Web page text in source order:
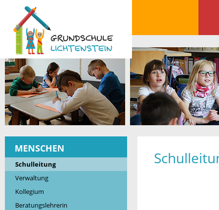
MENSCHEN
Schulleitung
Verwaltung
Kollegium
Beratungslehrerin